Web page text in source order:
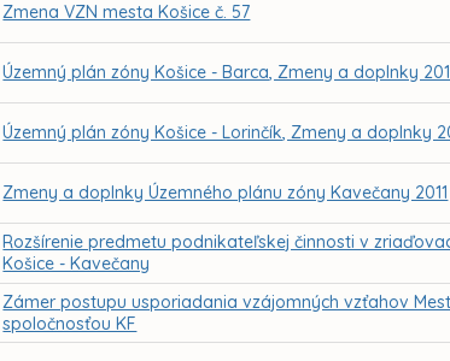
Zmena VZN mesta Košice č. 57
Územný plán zóny Košice - Barca, Zmeny a doplnky
Územný plán zóny Košice - Lorinčík, Zmeny a doplnky
Zmeny a doplnky Územného plánu zóny Kavečany 2011
Rozšírenie predmetu podnikateľskej činnosti v
Košice - Kavečany
Zámer postupu usporiadania vzájomných vzťahov
spoločnosťou KF